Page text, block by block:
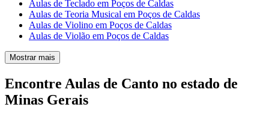
Aulas de Teclado em Poços de Caldas
Aulas de Teoria Musical em Poços de Caldas
Aulas de Violino em Poços de Caldas
Aulas de Violão em Poços de Caldas
Mostrar mais
Encontre Aulas de Canto no estado de
Minas Gerais